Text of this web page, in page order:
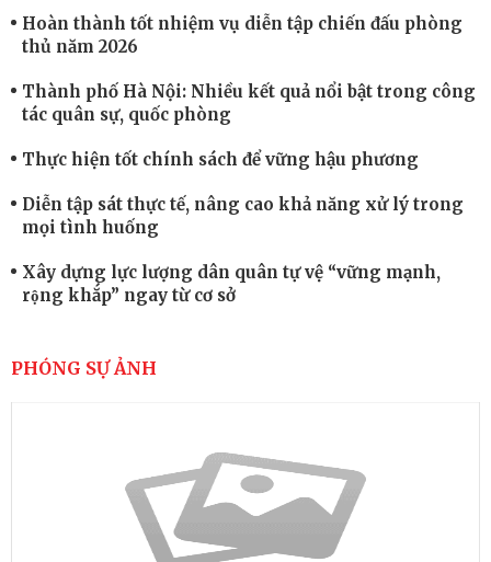
Hoàn thành tốt nhiệm vụ diễn tập chiến đấu phòng
thủ năm 2026
Thành phố Hà Nội: Nhiều kết quả nổi bật trong công
tác quân sự, quốc phòng
Thực hiện tốt chính sách để vững hậu phương
Diễn tập sát thực tế, nâng cao khả năng xử lý trong
mọi tình huống
Xây dựng lực lượng dân quân tự vệ “vững mạnh,
rộng khắp” ngay từ cơ sở
cao sức mạnh chiến đấu
Nơi sinh viên rèn ý trí, luyện kỹ năng
PHÓNG SỰ ẢNH